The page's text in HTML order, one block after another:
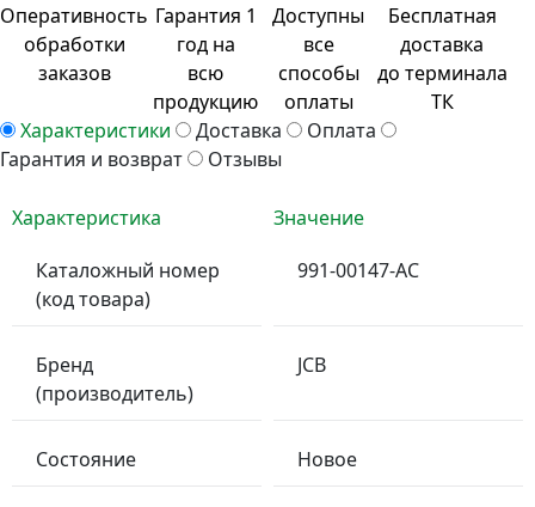
Оперативность
обработки
заказов
Гарантия 1
год на
всю
продукцию
Доступны
все
способы
оплаты
Бесплатная
доставка
до терминала
ТК
Характеристики
Доставка
Оплата
Гарантия и возврат
Отзывы
Характеристика
Значение
Каталожный номер
(код товара)
991-00147-AC
Бренд
(производитель)
JCB
Состояние Новое